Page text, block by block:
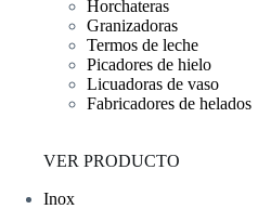
Horchateras
Granizadoras
Termos de leche
Picadores de hielo
Licuadoras de vaso
Fabricadores de helados
VER PRODUCTO
Inox